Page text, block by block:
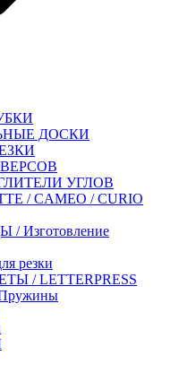
ДОСКИ
УГЛОВ
/ CAMEO / CURIO
резки
/ LETTERPRESS